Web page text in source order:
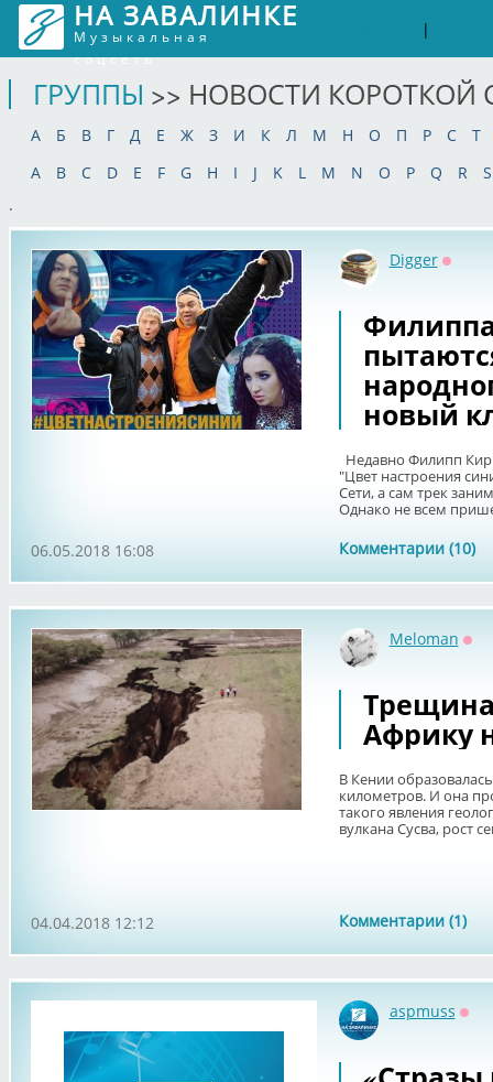
НА ЗАВАЛИНКЕ
Музыкальная
соцсеть
|
ГРУППЫ >> НОВОСТИ КОРОТКОЙ
А Б В Г Д Е Ж З И К Л М Н О П Р С
Т
A
B C D E F G H I J K L M N O P Q R
S
.
Digger
новый
Недавно Филипп
"Цвет настроения
Сети, а сам трек
Однако не всем
Комментарии (10)
06.05.2018 16:08
Meloman
Африку
В Кении
километров. И она
такого явления
вулкана Сусва, рост
Комментарии (1)
04.04.2018 12:12
aspmuss